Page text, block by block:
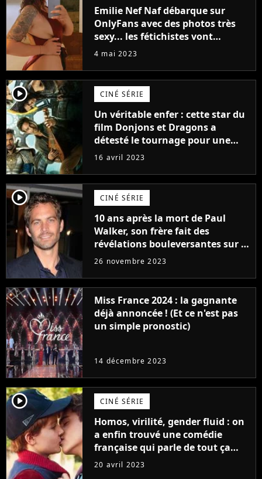
Emilie Nef Naf débarque sur
OnlyFans avec des photos très
sexy... les fétichistes vont
prendre leur pied !
4 mai 2023
player2 CINÉ SÉRIE
Un véritable enfer : cette star du
film Donjons et Dragons a
détesté le tournage pour une
raison très spéciale
16 avril 2023
player2 CINÉ SÉRIE
10 ans après la mort de Paul
Walker, son frère fait des
révélations bouleversantes sur la
réaction des acteurs de Fast and
26 novembre 2023
Miss France 2024 : la gagnante
déjà annoncée ! (Et ce n'est pas
un simple pronostic)
14 décembre 2023
player2 CINÉ SÉRIE
Homos, virilité, gender fluid : on
a enfin trouvé une comédie
française qui parle de tout ça
sans être super ringarde
20 avril 2023